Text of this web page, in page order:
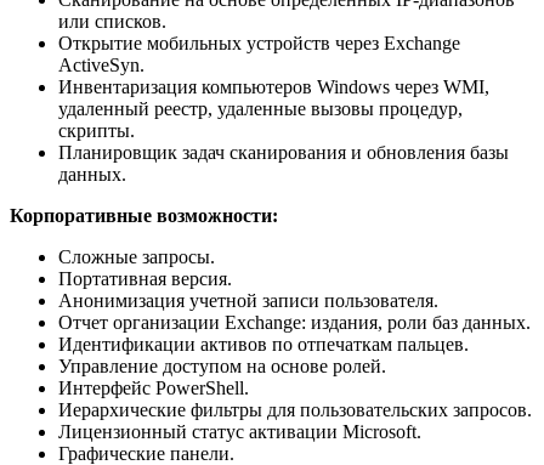
или списков.
Открытие мобильных устройств через Exchange
ActiveSyn.
Инвентаризация компьютеров Windows через WMI,
удаленный реестр, удаленные вызовы процедур,
скрипты.
Планировщик задач сканирования и обновления базы
данных.
Корпоративные возможности:
Сложные запросы.
Портативная версия.
Анонимизация учетной записи пользователя.
Отчет организации Exchange: издания, роли баз данных.
Идентификации активов по отпечаткам пальцев.
Управление доступом на основе ролей.
Интерфейс PowerShell.
Иерархические фильтры для пользовательских запросов.
Лицензионный статус активации Microsoft.
Графические панели.